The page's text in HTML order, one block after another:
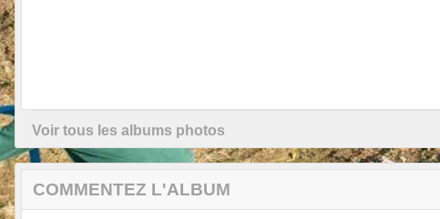
Voir tous les albums photos
COMMENTEZ L'ALBUM